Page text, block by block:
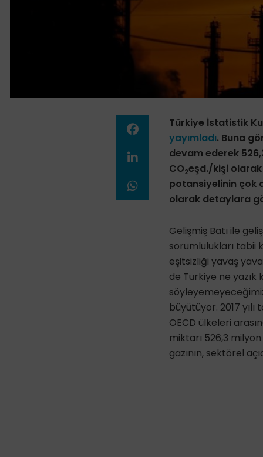
Türkiye İstatistik
yayımladı. Buna
devam ederek
CO2eşd./kişi olarak
potansiyelinin çok
olarak detaylara
Gelişmiş Batı ile
sorumlulukları tabii
eşitsizliği yavaş
de Türkiye ne
büyütüyor. 2017
OECD ülkeleri
miktarı 526,3
gazının, sektörel